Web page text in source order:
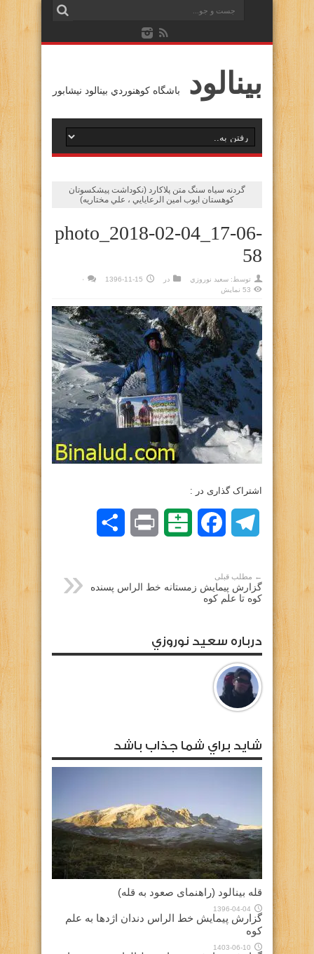
بينالود باشگاه كوهنوردي بينالود نيشابور
گردنه سياه سنگ متن پلاكارد (نكوداشت پيشكسوتان
كوهستان ايوب امين الرعايايي ، علي مختاريه)
photo_2018-02-04_17-06-
58
توسط: سعيد نوروزي در 1396-11-15
۰
53 نمایش
اشتراک گذاری در :
Telegram
Facebook
Balatarin
Print
← مطلب قبلی
گزارش پیمایش زمستانه خط الراس پسنده
کوه تا علم کوه
درباره سعيد نوروزي
شايد براي شما جذاب باشد
قله بینالود (راهنمای صعود به قله)
1396-04-04
گزارش پیمایش خط الراس دندان اژدها به علم
کوه
1403-06-10